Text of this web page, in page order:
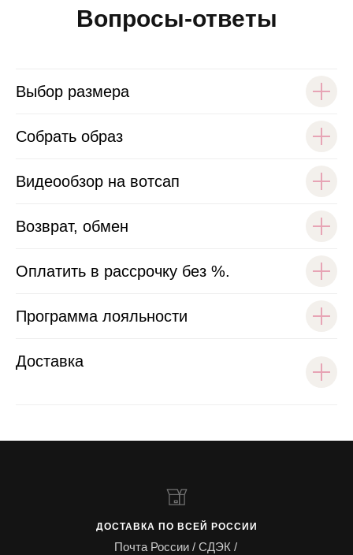
Вопросы-ответы
Выбор размера
Собрать образ
Видеообзор на вотсап
Возврат, обмен
Оплатить в рассрочку без %.
Программа лояльности
Доставка
ДОСТАВКА ПО ВСЕЙ РОССИИ
Почта России / СДЭК /